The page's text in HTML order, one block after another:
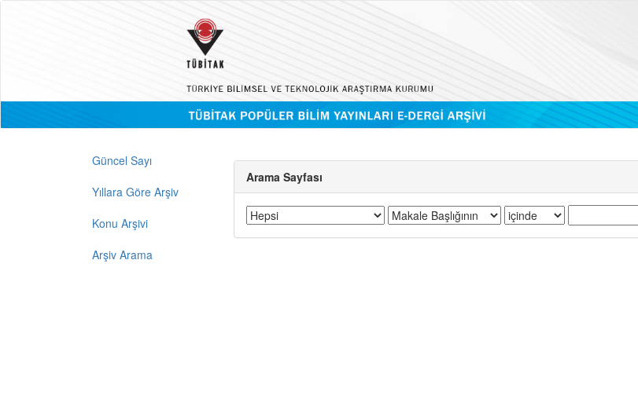
Güncel Sayı
Yıllara Göre Arşiv
Konu Arşivi
Arşiv Arama
Arama Sayfası